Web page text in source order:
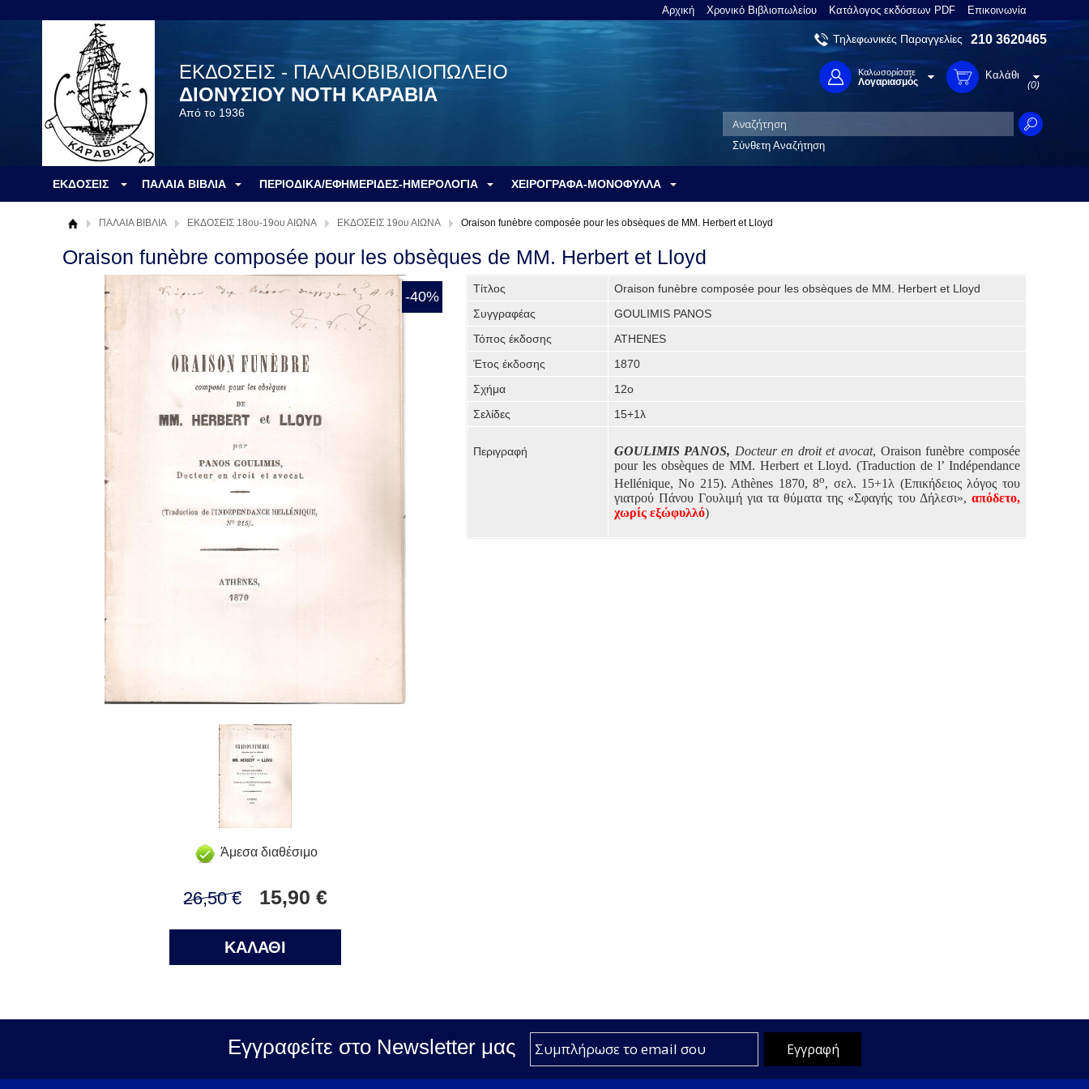
Αρχική Χρονικό Βιβλιοπωλείου Κατάλογος εκδόσεων PDF Επικοινωνία
ΕΚΔΟΣΕΙΣ - ΠΑΛΑΙΟΒΙΒΛΙΟΠΩΛΕΙΟ
ΔΙΟΝΥΣΙΟΥ ΝΟΤΗ ΚΑΡΑΒΙΑ
Από το 1936
Τηλεφωνικές Παραγγελίες 210 3620465
Καλωσορίσατε
Λογαριασμός
Καλάθι
(0)
Σύνθετη Αναζήτηση
ΕΚΔΟΣΕΙΣ ΠΑΛΑΙΑ ΒΙΒΛΙΑ ΠΕΡΙΟΔΙΚΑ/ΕΦΗΜΕΡΙΔΕΣ-ΗΜΕΡΟΛΟΓΙΑ ΧΕΙΡΟΓΡΑΦΑ-ΜΟΝΟΦΥΛΛΑ
ΠΑΛΑΙΑ ΒΙΒΛΙΑ ΕΚΔΟΣΕΙΣ 18ου-19ου ΑΙΩΝΑ ΕΚΔΟΣΕΙΣ 19ου ΑΙΩΝΑ Oraison funèbre composée pour les obsèques de MM. Herbert et Lloyd
Oraison funèbre composée pour les obsèques de MM. Herbert et Lloyd
-40%
Άμεσα διαθέσιμο
26,50 € 15,90 €
ΚΑΛΑΘΙ
Τίτλος
Oraison funèbre composée pour les obsèques de MM. Herbert et Lloyd
Συγγραφέας
GOULIMIS PANOS
Τόπος έκδοσης
ATHENES
Έτος έκδοσης
1870
Σχήμα
12ο
Σελίδες
15+1λ
Περιγραφή GOULIMIS PANOS, Docteur en droit et avocat, Oraison funèbre composée
pour les obsèques de MM. Herbert et Lloyd. (Traduction de l’ Indépendance
Hellénique, No 215). Athènes 1870, 8ο, σελ. 15+1λ (Επικήδειος λόγος του
γιατρού Πάνου Γουλιμή για τα θύματα της «Σφαγής του Δήλεσι», απόδετο,
χωρίς εξώφυλλό)
Εγγραφείτε στο Νewsletter μας